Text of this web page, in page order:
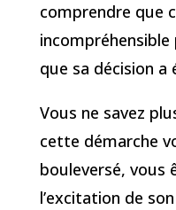
comprendre que
que sa décision a
Vous ne savez
cette démarche
bouleversé, vous
l’excitation de